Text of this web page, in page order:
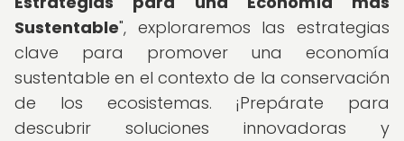
Sustentable", exploraremos las estrategias
clave para promover una economía
sustentable en el contexto de la conservación
de los ecosistemas. ¡Prepárate para
descubrir soluciones innovadoras y